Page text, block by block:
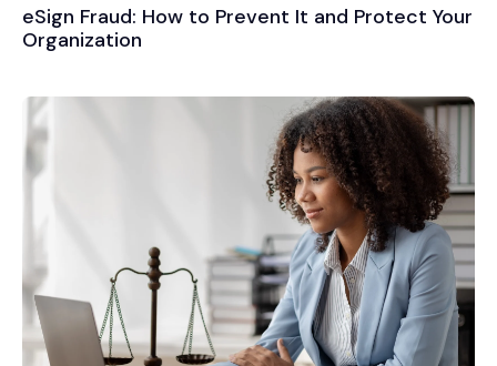
eSign Fraud: How to Prevent It and Protect Your
Organization